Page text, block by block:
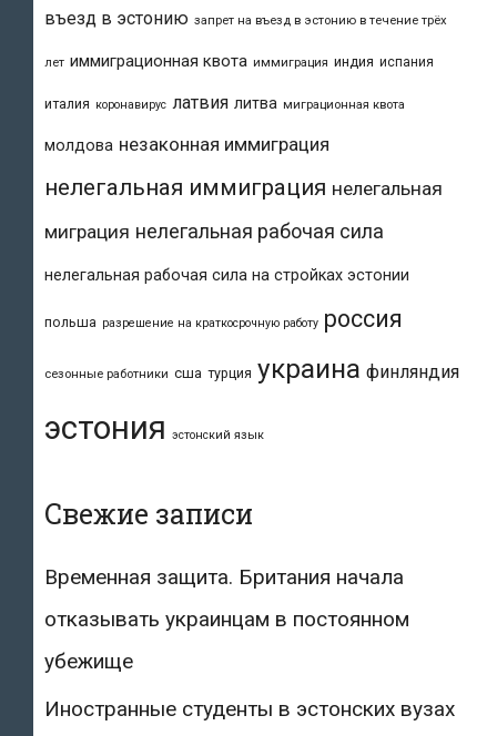
въезд в эстонию запрет на въезд в эстонию в течение трёх
лет иммиграционная квота иммиграция индия испания
италия коронавирус латвия литва миграционная квота
молдова незаконная иммиграция
нелегальная иммиграция нелегальная
миграция нелегальная рабочая сила
нелегальная рабочая сила на стройках эстонии
польша разрешение на краткосрочную работу россия
сезонные работники сша турция украина финляндия
эстония эстонский язык
Свежие записи
Временная защита. Британия начала
отказывать украинцам в постоянном
убежище
Иностранные студенты в эстонских вузах